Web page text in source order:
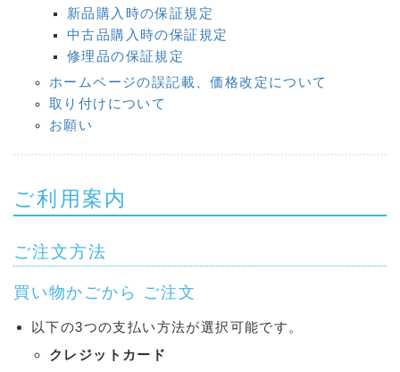
新品購入時の保証規定
中古品購入時の保証規定
修理品の保証規定
ホームページの誤記載、価格改定について
取り付けについて
お願い
ご利用案内
ご注文方法
買い物かごから ご注文
以下の3つの支払い方法が選択可能です。
クレジットカード